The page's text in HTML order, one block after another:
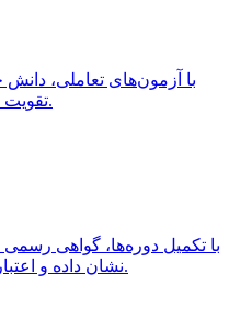
با آزمون‌های تعاملی، دانش
تقویت کرده و پیشرفتتان را پیگیری کنید.
با تکمیل دوره‌ها، گواهی رسمی
نشان داده و اعتبار پورتفولیوی خود را افزایش دهید.